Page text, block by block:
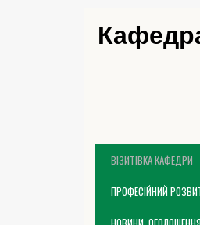
ВІЗИТІВКА КАФЕДРИ
ПРОФЕСІЙНИЙ